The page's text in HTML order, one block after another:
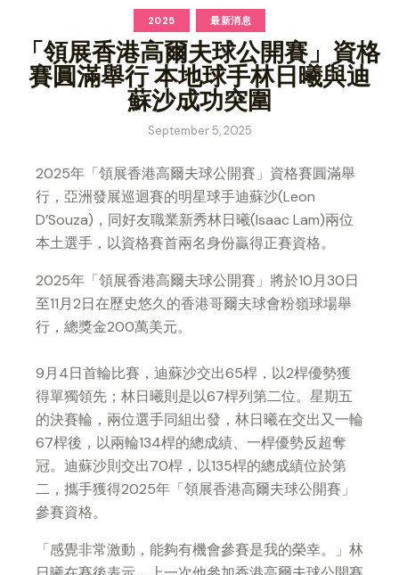
2025 最新消息
「領展香港高爾夫球公開賽」資格
賽圓滿舉行 本地球手林日曦與迪
蘇沙成功突圍
September 5, 2025
2025年「領展香港高爾夫球公開賽」資格賽圓滿舉
行，亞洲發展巡迴賽的明星球手迪蘇沙(Leon
D’Souza)，同好友職業新秀林日曦(Isaac Lam)兩位
本土選手，以資格賽首兩名身份贏得正賽資格。
2025年「領展香港高爾夫球公開賽」將於10月30日
至11月2日在歷史悠久的香港哥爾夫球會粉嶺球場舉
行，總獎金200萬美元。
9月4日首輪比賽，迪蘇沙交出65桿，以2桿優勢獲
得單獨領先；林日曦則是以67桿列第二位。星期五
的決賽輪，兩位選手同組出發，林日曦在交出又一輪
67桿後，以兩輪134桿的總成績、一桿優勢反超奪
冠。迪蘇沙則交出70桿，以135桿的總成績位於第
二，攜手獲得2025年「領展香港高爾夫球公開賽」
參賽資格。
「感覺非常激動，能夠有機會參賽是我的榮幸。」林